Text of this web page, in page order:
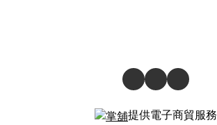
提供電子商貿服務